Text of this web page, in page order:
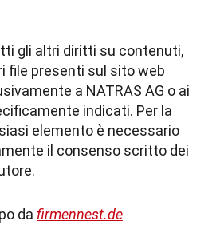
gli altri diritti su contenuti,
file presenti sul sito web
a NATRAS AG o ai
indicati. Per la
elemento è necessario
il consenso scritto dei
da firmennest.de